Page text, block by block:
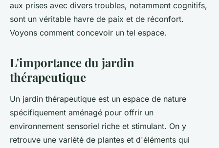
aux prises avec divers troubles, notamment cognitifs,
sont un véritable havre de paix et de réconfort.
Voyons comment concevoir un tel espace.
L'importance du jardin
thérapeutique
Un jardin thérapeutique est un espace de nature
spécifiquement aménagé pour offrir un
environnement sensoriel riche et stimulant. On y
retrouve une variété de plantes et d'éléments qui